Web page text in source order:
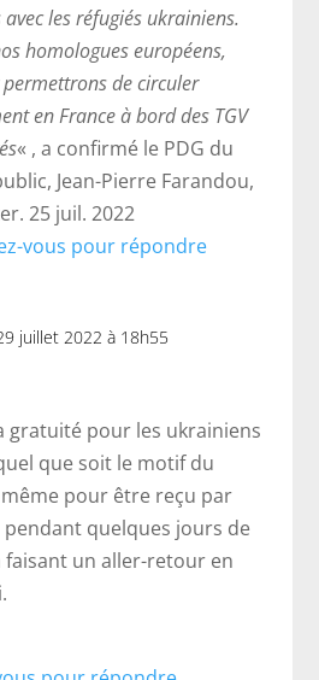
les réfugiés ukrainiens.
homologues européens,
de circuler
en France à bord des TGV
« , a confirmé le PDG du
Jean-Pierre Farandou,
25 juil. 2022
vous pour répondre
juillet 2022 à 18h55
gratuité pour les ukrainiens
que soit le motif du
même pour être reçu par
pendant quelques jours de
faisant un aller-retour en